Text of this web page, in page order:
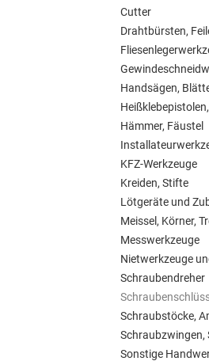
Cutter
Drahtbürsten,
Handsägen,
Hämmer, Fäustel
KFZ-Werkzeuge
Kreiden, Stifte
Lötgeräte und
Meissel, Körner,
Messwerkzeuge
Nietwerkzeuge
Schraubendreher
Schraubstöcke,
Schraubzwingen,
Sonstige